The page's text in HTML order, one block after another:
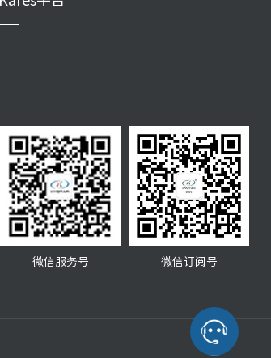
微信服务号 微信订阅号